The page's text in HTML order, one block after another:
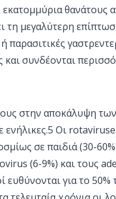
θανάτους
τη μεγαλύτερη
παρασιτικές
συνδέονται
στην αποκάλυψη
ενήλικες.5 Οι
σε παιδιά (30-
(6-9%) και τους
ευθύνονται για το